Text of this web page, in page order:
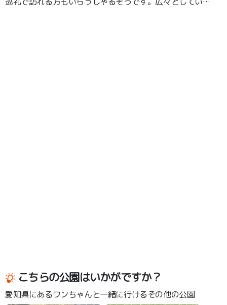
こちらの公園はいかがですか？
愛知県にあるワンちゃんと一緒に行けるその他の公園